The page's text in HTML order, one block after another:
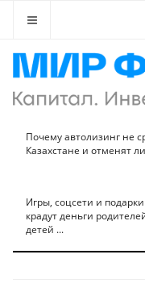
Почему автолизинг не
Казахстане и отменят
Игры, соцсети и
крадут деньги
детей ...